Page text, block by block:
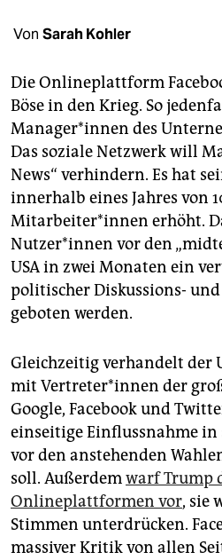
unterstützen
abo
genossenschaft
epaper login
Von Sarah Kohler
Die Onlineplattform
Böse in den Krieg. So
Manager*innen des
Das soziale Netzwerk will
News“ verhindern. Es hat
innerhalb eines Jahres von
Mitarbeiter*innen erhöht.
Nutzer*innen vor den
USA in zwei Monaten ein
politischer Diskussions-
geboten werden.
Gleichzeitig verhandelt der
mit Vertreter*innen der
Google, Facebook und
einseitige Einflussnahme in
vor den anstehenden
soll. Außerdemwarf Trump
Onlineplattformen vor, sie
Stimmen unterdrücken.
massiver Kritik von allen